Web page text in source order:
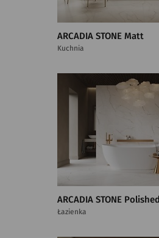
ARCADIA STONE Matt
Kuchnia
ARCADIA STONE Polished
Łazienka